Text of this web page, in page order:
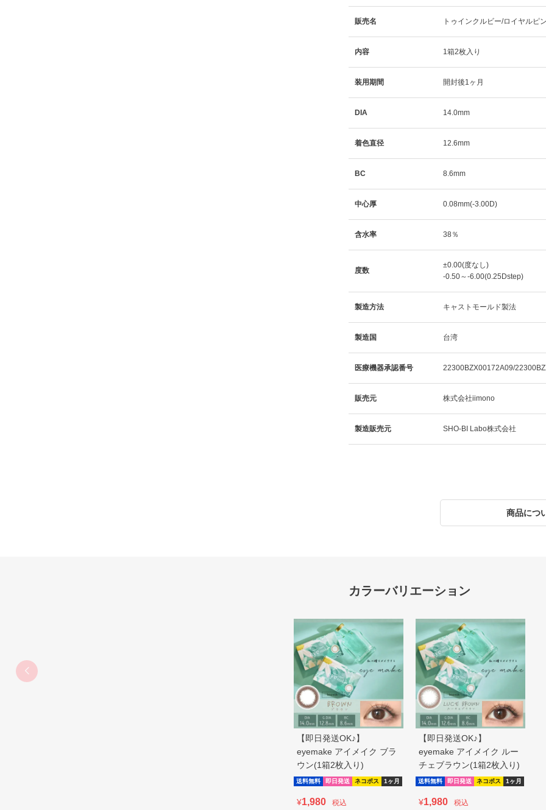
販売名 トゥインクルビー/ロイヤルピ
内容 1箱2枚入り
装用期間 開封後1ヶ月
DIA 14.0mm
着色直径 12.6mm
BC 8.6mm
中心厚 0.08mm(-3.00D)
含水率 38％
度数
±0.00(度なし)
-0.50～-6.00(0.25Dstep)
製造方法 キャストモールド製法
製造国 台湾
医療機器承認番号 22300BZX00172A09/
販売元 株式会社iimono
製造販売元 SHO-BI Labo株式会社
商品につ
【即日発送OK♪】
eyemake アイメイク ブラ
ウン(1箱2枚入り)
送料無料 即日発送 ネコポス 1ヶ月
¥1,980 税込
【即日発送OK♪】
eyemake アイメイク ルー
チェブラウン(1箱2枚入り)
送料無料 即日発送 ネコポス 1ヶ月
¥1,980 税込